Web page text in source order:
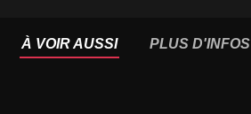
À VOIR AUSSI PLUS D'INFOS